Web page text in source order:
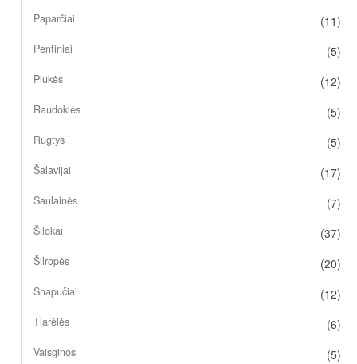
Paparčiai (11)
Pentiniai (5)
Plukės (12)
Raudoklės (5)
Rūgtys (5)
Šalavijai (17)
Saulainės (7)
Šilokai (37)
Šilropės (20)
Snapučiai (12)
Tiarėlės (6)
Vaisginos (5)